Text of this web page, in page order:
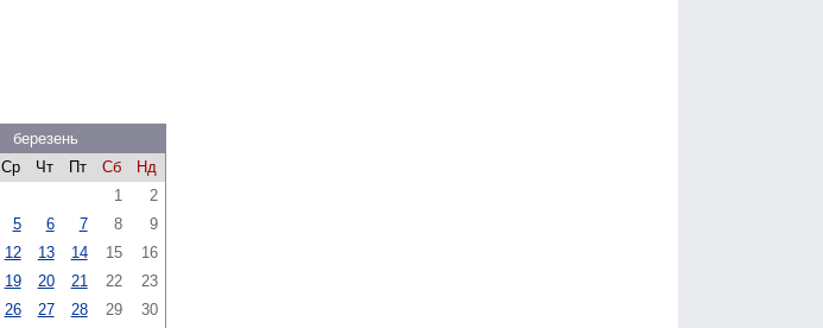
березень
Ср Чт Пт Сб
Нд
1
2
5 6 7 8
9
12 13 14 15
16
19 20 21 22
23
26 27 28 29
30